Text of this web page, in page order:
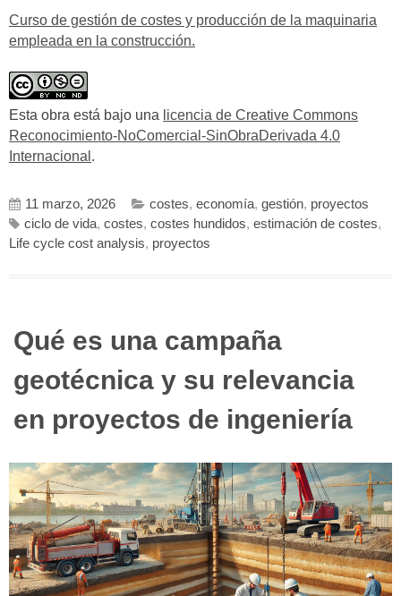
Curso de gestión de costes y producción de la maquinaria
empleada en la construcción.
Esta obra está bajo una licencia de Creative Commons
Reconocimiento-NoComercial-SinObraDerivada 4.0
Internacional .
11 marzo, 2026 costes, economía, gestión, proyectos
ciclo de vida, costes, costes hundidos, estimación de costes,
Life cycle cost analysis, proyectos
Qué es una campaña
geotécnica y su relevancia
en proyectos de ingeniería